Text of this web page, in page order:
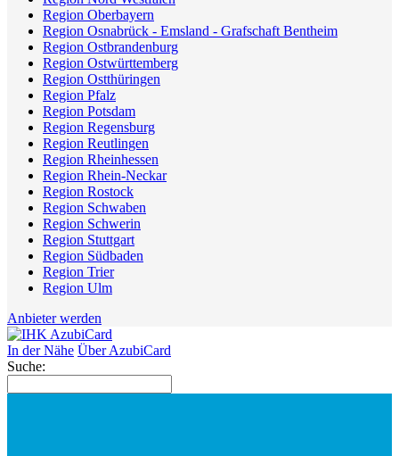
Region Oberbayern
Region Osnabrück - Emsland - Grafschaft Bentheim
Region Ostbrandenburg
Region Ostwürttemberg
Region Ostthüringen
Region Pfalz
Region Potsdam
Region Regensburg
Region Reutlingen
Region Rheinhessen
Region Rhein-Neckar
Region Rostock
Region Schwaben
Region Schwerin
Region Stuttgart
Region Südbaden
Region Trier
Region Ulm
Anbieter werden
In der Nähe Über AzubiCard
Suche: